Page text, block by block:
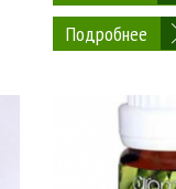
Подробнее